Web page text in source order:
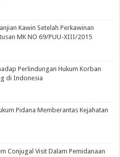
Kawin Setelah Perkawinan
MK NO 69/PUU-XIII/2015
Perlindungan Hukum Korban
di Indonesia
Pidana Memberantas Kejahatan
Conjugal Visit Dalam Pemidanaan